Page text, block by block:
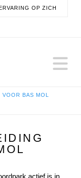
OP ZICH
BAS MOL